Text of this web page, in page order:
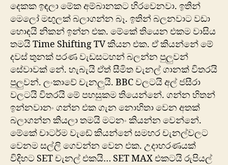
දෙකක ඉඳලා මේක අම්බානකට හිරවෙනවා. ඉතින්
මෙලෝ ‍මඟුලක් බලාගන්න බෑ. ඉතින් බලනවාට වඩා
හොඳයි නිකන් ඉන්න එක. මේකේ තියෙන එකම වාසිය
තමයි Time Shifting TV කියන එක. ඒ කියන්නේ මේ
දවස් තුනක් පරණ වැඩසටහන් බලන්න පුලුවන්
සේවාවක් නේ. හැබැයි ඒත් සීමිත චැනල් ගානක් විතරයි
පුලුවන්. ලංකාවේ චැනලුයි. BBC වලටයි අල් ජසීරා
වලටයි විතරයි මේ පහසුකම තියෙන්නේ. ගන්න හිතන්
ඉන්නවානං ගන්න එක ගැන නොහිතා වෙන අතක්
බලාගන්න කියලා තමයි මටනං කියන්න වෙන්නේ.
‍මේකේ චාටර්ම වැඩේ කියන්නේ සමහර චැනල්වලට
වෙනම සල්ලි ගෙවන්න වෙන එක. උදාහරණයක්
විදිහට SET චැනල් එකයි… SET MAX එකටයි රුපියල්